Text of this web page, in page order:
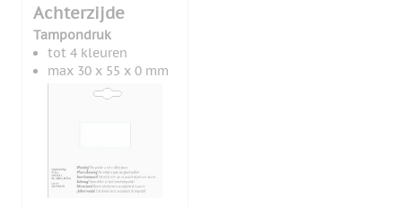
Achterzijde
Tampondruk
tot 4 kleuren
max 30 x 55 x 0 mm